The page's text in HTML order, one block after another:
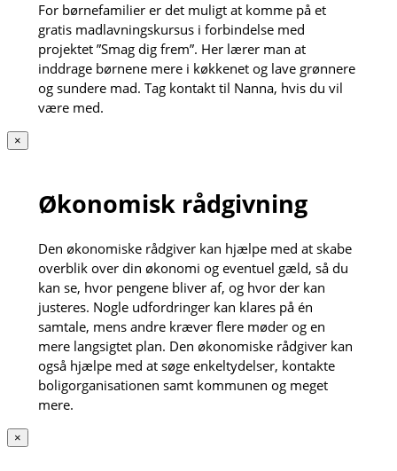
For børnefamilier er det muligt at komme på et
gratis madlavningskursus i forbindelse med
projektet ”Smag dig frem”. Her lærer man at
inddrage børnene mere i køkkenet og lave grønnere
og sundere mad. Tag kontakt til Nanna, hvis du vil
være med.
×
Økonomisk rådgivning
Den økonomiske rådgiver kan hjælpe med at skabe
overblik over din økonomi og eventuel gæld, så du
kan se, hvor pengene bliver af, og hvor der kan
justeres. Nogle udfordringer kan klares på én
samtale, mens andre kræver flere møder og en
mere langsigtet plan. Den økonomiske rådgiver kan
også hjælpe med at søge enkeltydelser, kontakte
boligorganisationen samt kommunen og meget
mere.
×